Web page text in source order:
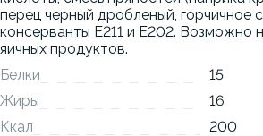
перец черный дробленый, горчичное
консерванты Е211 и Е202. Возможно
яичных продуктов.
Белки
15
Жиры
16
Ккал
200